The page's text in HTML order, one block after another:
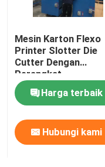
Mesin Karton Flexo
Printer Slotter Die
Cutter Dengan
Perangkat
Pemangkasan
OtomatisHarga terbaik
Hubungi kami